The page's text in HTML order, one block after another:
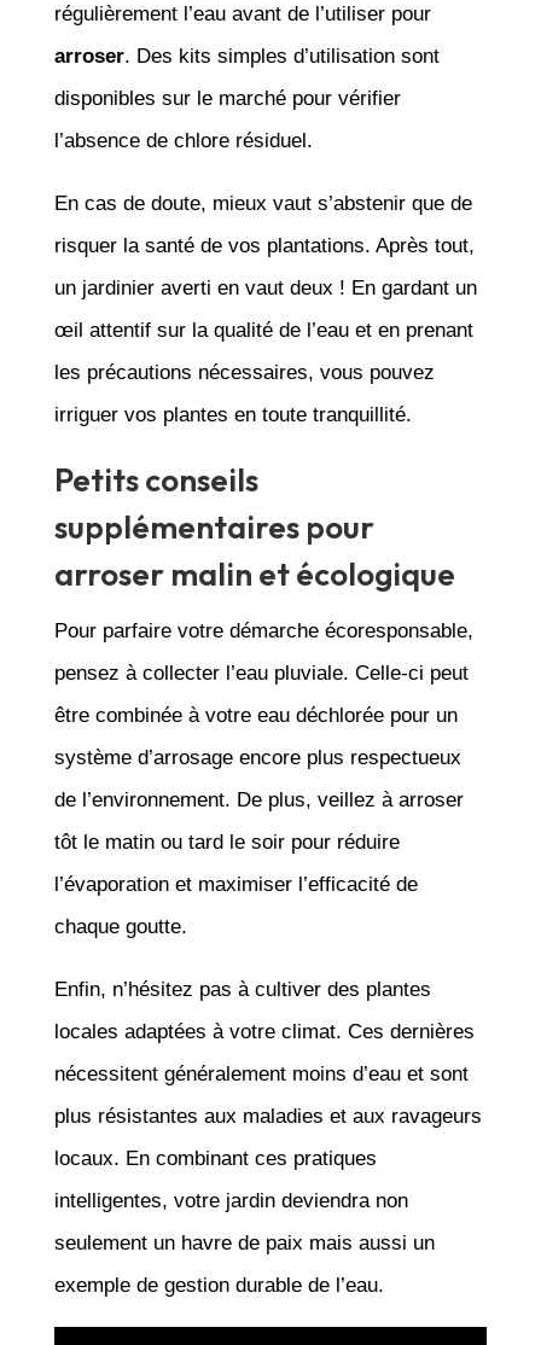
régulièrement l’eau avant de l’utiliser pour
arroser. Des kits simples d’utilisation sont
disponibles sur le marché pour vérifier
l’absence de chlore résiduel.
En cas de doute, mieux vaut s’abstenir que de
risquer la santé de vos plantations. Après tout,
un jardinier averti en vaut deux ! En gardant un
œil attentif sur la qualité de l’eau et en prenant
les précautions nécessaires, vous pouvez
irriguer vos plantes en toute tranquillité.
Petits conseils
supplémentaires pour
arroser malin et écologique
Pour parfaire votre démarche écoresponsable,
pensez à collecter l’eaupluviale. Celle-ci peut
être combinée à votre eau déchlorée pour un
système d’arrosage encore plus respectueux
de l’environnement. De plus, veillez à arroser
tôt le matin ou tard le soir pour réduire
l’évaporation et maximiser l’efficacité de
chaque goutte.
Enfin, n’hésitez pas à cultiver des plantes
locales adaptées à votre climat. Ces dernières
nécessitent généralement moins d’eau et sont
plus résistantes aux maladies et aux ravageurs
locaux. En combinant ces pratiques
intelligentes, votre jardin deviendra non
seulement un havre de paix mais aussi un
exemple de gestion durable de l’eau.